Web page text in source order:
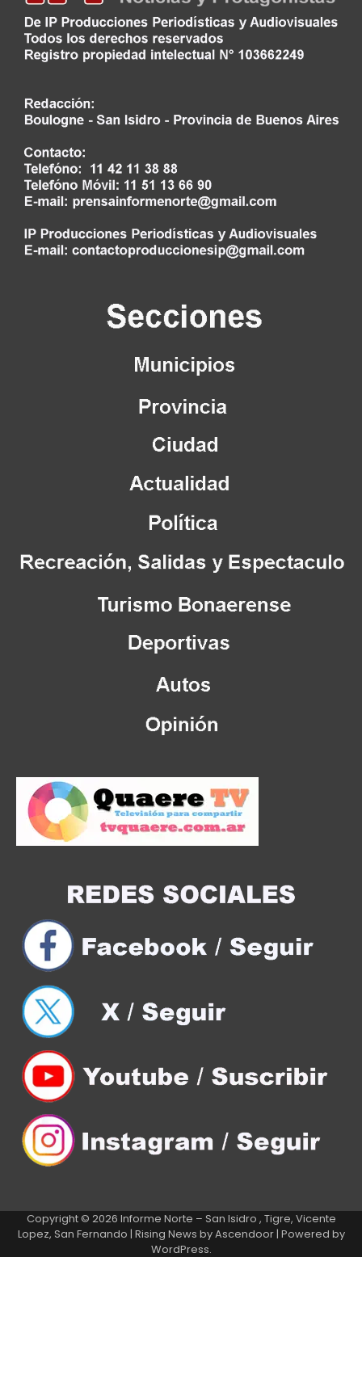
Copyright © 2026 Informe Norte – San Isidro , Tigre, Vicente
Lopez, San Fernando | Rising News byAscendoor| Powered by
WordPress.